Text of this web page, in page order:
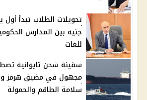
جنيه بين المدارس
للغات
سفينة شحن تايوانية
مجهول في مضيق هرمز
سلامة الطاقم والحمولة